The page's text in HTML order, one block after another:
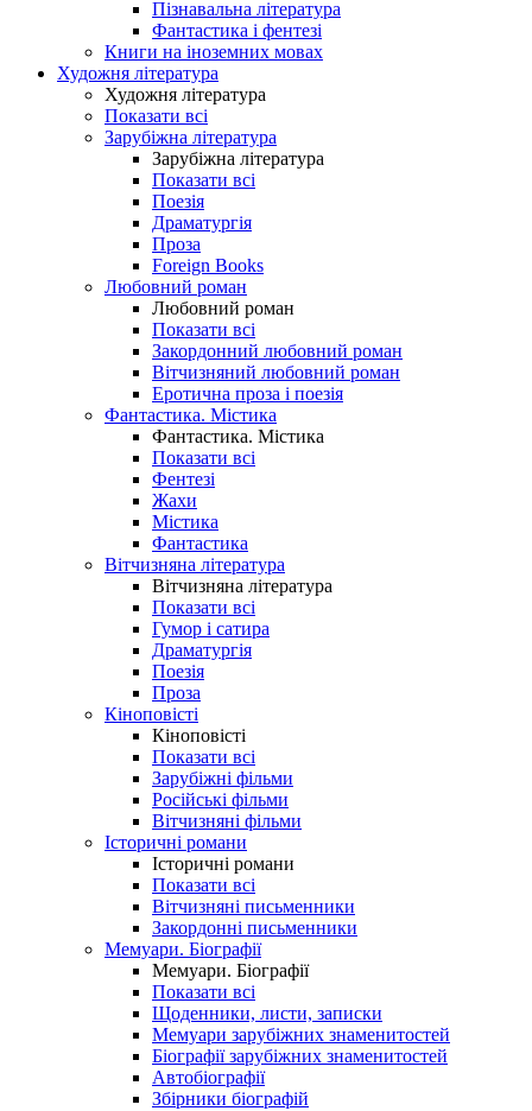
Пізнавальна література
Фантастика і фентезі
Книги на іноземних мовах
Художня література
Художня література
Показати всі
Зарубіжна література
Зарубіжна література
Показати всі
Поезія
Драматургія
Проза
Foreign Books
Любовний роман
Любовний роман
Показати всі
Закордонний любовний роман
Вітчизняний любовний роман
Еротична проза і поезія
Фантастика. Містика
Фантастика. Містика
Показати всі
Фентезі
Жахи
Містика
Фантастика
Вітчизняна література
Вітчизняна література
Показати всі
Гумор і сатира
Драматургія
Поезія
Проза
Кіноповісті
Кіноповісті
Показати всі
Зарубіжні фільми
Російські фільми
Вітчизняні фільми
Історичні романи
Історичні романи
Показати всі
Вітчизняні письменники
Закордонні письменники
Мемуари. Біографії
Мемуари. Біографії
Показати всі
Щоденники, листи, записки
Мемуари зарубіжних знаменитостей
Біографії зарубіжних знаменитостей
Автобіографії
Збірники біографій